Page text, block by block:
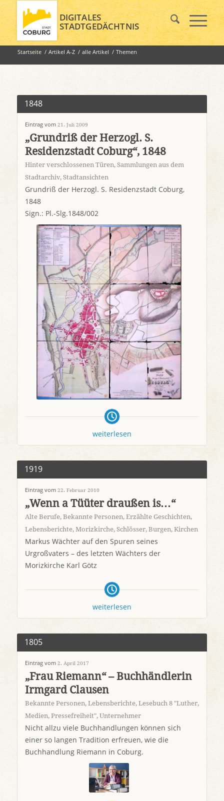
DIGITALES
STADTGEDÄCHTNIS
Startseite / Artikel A-Z / alle Artikel / Themen
1848
Eintrag vom 21. Juli 2009
„Grundriß der Herzogl. S.
Residenzstadt Coburg“, 1848
Hinter verschlossenen Türen, Sammlungen aus dem
Stadtarchiv, Stadtansichten
Grundriß der Herzogl. S. Residenzstadt Coburg,
1848
Sign.: Pl.-Slg.1848/002
weiterlesen
1919
Eintrag vom 22. Februar 2010
„Wenn a Tüüter draußen is…“
Alte Berufe, Bekannte Personen, Erzählte Geschichten,
Lebensberichte, Morizkirche, Schlösser, Burgen, Kirchen
Markus Wächter auf den Spuren seines
Urgroßvaters – des letzten Wächters der
Morizkirche Karl Götz
weiterlesen
1805
Eintrag vom 2. April 2017
„Frau Riemann“ – Buchhändlerin
Irmgard Clausen
Bekannte Personen, Lebensberichte, Lesebuch 8 "Luther,
Medien, Pressefreiheit", Unternehmer
Nicht allzu viele Buchhandlungen können sich
einer so langen Tradition erfreuen, wie die
Buchhandlung Riemann in Coburg.